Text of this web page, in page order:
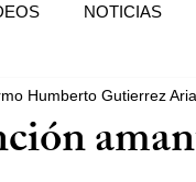
NOTICIAS
Humberto Gutierrez